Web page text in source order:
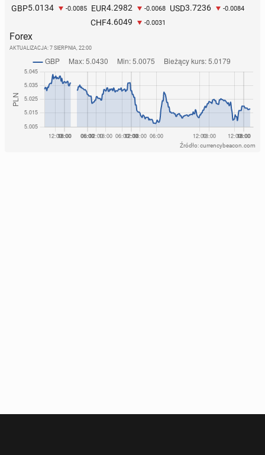
GBP5.0134 -0.0085 EUR4.2982 -0.0068 USD3.7236 -0.0084
CHF4.6049 -0.0031
Forex
AKTUALIZACJA: 7 SIERPNIA, 22:00
Źródło: currencybeacon.com